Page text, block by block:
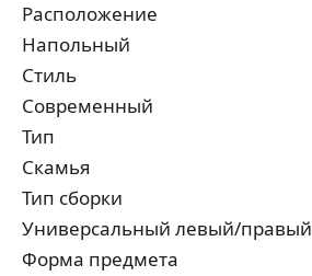
Расположение
Напольный
Стиль
Современный
Тип
Скамья
Тип сборки
Универсальный левый/правый
Форма предмета